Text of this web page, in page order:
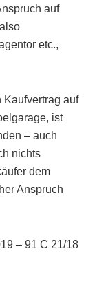
auf
etc.,
Kaufvertrag auf
ist
– auch
nichts
dem
Anspruch
– 91 C 21/18